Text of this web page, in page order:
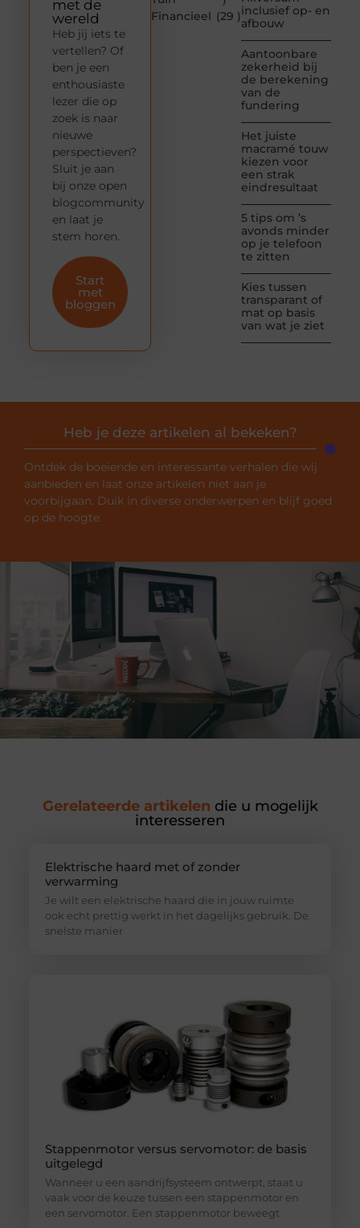
Financieel (29 )inclusief op- en
afbouw
Aantoonbare
zekerheid bij
de berekening
van de
fundering
Het juiste
macramé touw
kiezen voor
een strak
eindresultaat
5 tips om ’s
avonds minder
op je telefoon
te zitten
Kies tussen
transparant of
mat op basis
van wat je ziet
met de
wereld
Heb jij iets te
vertellen? Of
ben je een
enthousiaste
lezer die op
zoek is naar
nieuwe
perspectieven?
Sluit je aan
bij onze open
blogcommunity
en laat je
stem horen.
Start
met
bloggen
Heb je deze artikelen al bekeken?
Ontdek de boeiende en interessante verhalen die wij
aanbieden en laat onze artikelen niet aan je
voorbijgaan. Duik in diverse onderwerpen en blijf goed
op de hoogte.
Gerelateerde artikelen die u mogelijk
interesseren
Elektrische haard met of zonder
verwarming
Je wilt een elektrische haard die in jouw ruimte
ook echt prettig werkt in het dagelijks gebruik. De
snelste manier
Stappenmotor versus servomotor: de basis
uitgelegd
Wanneer u een aandrijfsysteem ontwerpt, staat u
vaak voor de keuze tussen een stappenmotor en
een servomotor. Een stappenmotor beweegt